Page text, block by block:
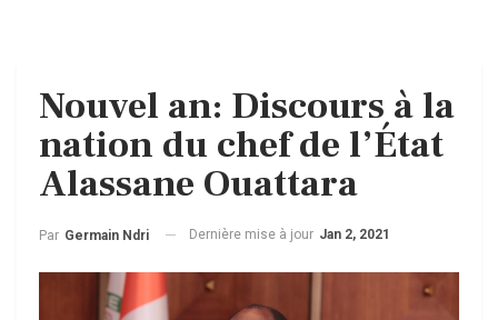
Nouvel an: Discours à la
nation du chef de l’État
Alassane Ouattara
Par Germain Ndri Dernière mise à jour Jan 2, 2021